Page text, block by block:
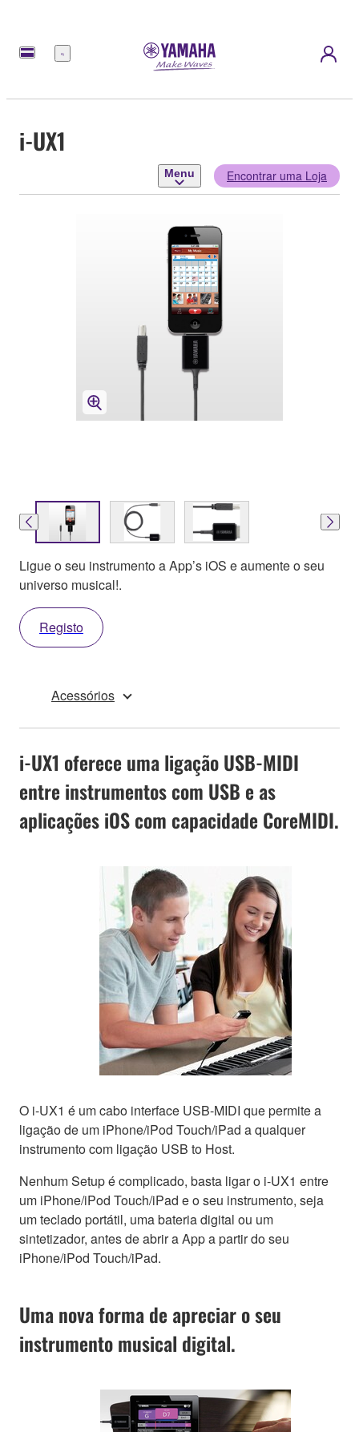
Menu
i-UX1
Menu Encontrar uma Loja
Ligue o seu instrumento a App’s iOS e aumente o seu
universo musical!.
Registo
Acessórios
i-UX1 oferece uma ligação USB-MIDI
entre instrumentos com USB e as
aplicações iOS com capacidade CoreMIDI.
O i-UX1 é um cabo interface USB-MIDI que permite a
ligação de um iPhone/iPod Touch/iPad a qualquer
instrumento com ligação USB to Host.
Nenhum Setup é complicado, basta ligar o i-UX1 entre
um iPhone/iPod Touch/iPad e o seu instrumento, seja
um teclado portátil, uma bateria digital ou um
sintetizador, antes de abrir a App a partir do seu
iPhone/iPod Touch/iPad.
Uma nova forma de apreciar o seu
instrumento musical digital.